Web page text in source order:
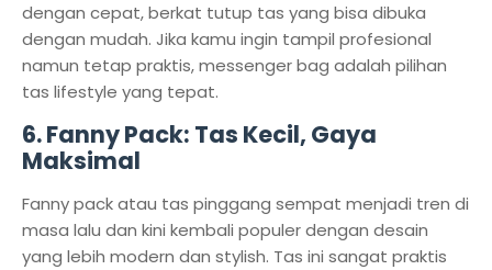
dengan cepat, berkat tutup tas yang bisa dibuka
dengan mudah. Jika kamu ingin tampil profesional
namun tetap praktis, messenger bag adalah pilihan
tas lifestyle yang tepat.
6.Fanny Pack: Tas Kecil, Gaya
Maksimal
Fanny pack atau tas pinggang sempat menjadi tren di
masa lalu dan kini kembali populer dengan desain
yang lebih modern dan stylish. Tas ini sangat praktis